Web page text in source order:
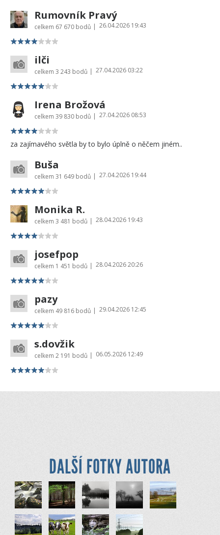
Rumovník Pravý
celkem 67 670 bodů 26.04.2026 19:43
ilči
celkem 3 243 bodů 27.04.2026 03:22
Irena Brožová
celkem 39 830 bodů 27.04.2026 08:53
za zajímavého světla by to bylo úplně o něčem jiném..
Buša
celkem 31 649 bodů 27.04.2026 19:44
Monika R.
celkem 3 481 bodů 28.04.2026 19:43
josefpop
celkem 1 451 bodů 28.04.2026 20:26
pazy
celkem 49 816 bodů 29.04.2026 12:45
s.dovžik
celkem 2 191 bodů 06.05.2026 12:49
DALŠÍ FOTKY AUTORA